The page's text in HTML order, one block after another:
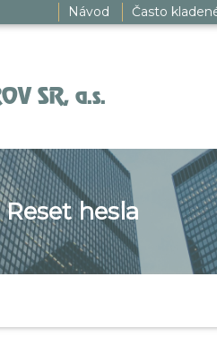
Návod Často
SR, a.s.
Reset hesla